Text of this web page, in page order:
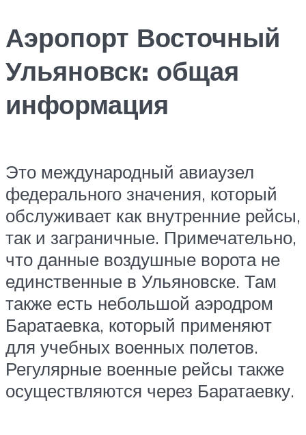
Аэропорт Восточный
Ульяновск: общая
информация
Это международный авиаузел
федерального значения, который
обслуживает как внутренние рейсы,
так и заграничные. Примечательно,
что данные воздушные ворота не
единственные в Ульяновске. Там
также есть небольшой аэродром
Баратаевка, который применяют
для учебных военных полетов.
Регулярные военные рейсы также
осуществляются через Баратаевку.